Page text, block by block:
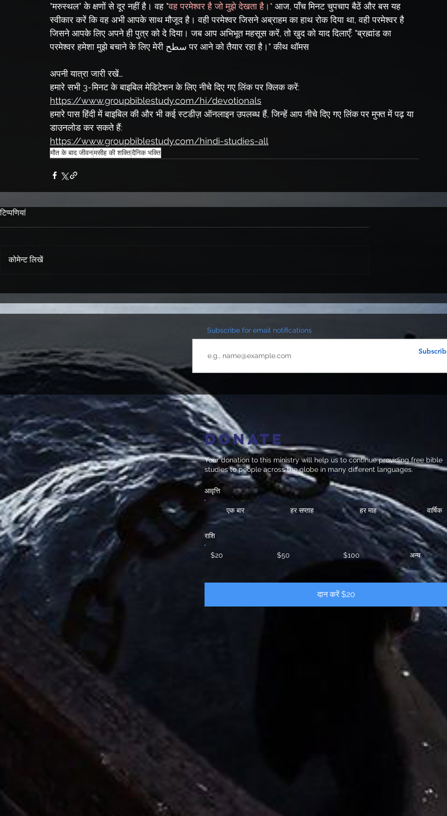
"मरुस्थल" के क्षणों से दूर नहीं है। वह "वह परमेश्वर है जो मुझे देखता है।" आज, पाँच मिनट चुपचाप बैठें और बस यह
स्वीकार करें कि वह अभी आपके साथ मौजूद है। वही परमेश्वर जिसने अब्राहम का हाथ रोक दिया था, वही परमेश्वर है
जिसने आपके लिए अपने ही पुत्र को दे दिया। जब आप अभिभूत महसूस करें, तो खुद को याद दिलाएँ: "ब्रह्मांड का
परमेश्वर हमेशा मुझे बचाने के लिए मेरी سطح पर आने को तैयार रहा है।" कीथ थॉमस
अपनी यात्रा जारी रखें…
हमारे सभी 3-मिनट के बाइबिल मेडिटेशन के लिए नीचे दिए गए लिंक पर क्लिक करें:
https://www.groupbiblestudy.com/hi/devotionals
हमारे पास हिंदी में बाइबिल की और भी कई स्टडीज़ ऑनलाइन उपलब्ध हैं, जिन्हें आप नीचे दिए गए लिंक पर मुफ्त में पढ़ या
डाउनलोड कर सकते हैं:
https://www.groupbiblestudy.com/hindi-studies-all
मौत के बाद जीवनमसीह की शक्तिदैनिक भक्ति
टिप्पणियां
कोमेन्ट लिखें
Subscribe for email notifications
Donate
Your donation to this ministry will help us to continue providing free bible
studies to people across the globe in many different languages.
आवृत्ति
एक बार हर सप्ताह हर माह वार्षिक
राशि
$20 $50 $100 अन्य
दान करें $20